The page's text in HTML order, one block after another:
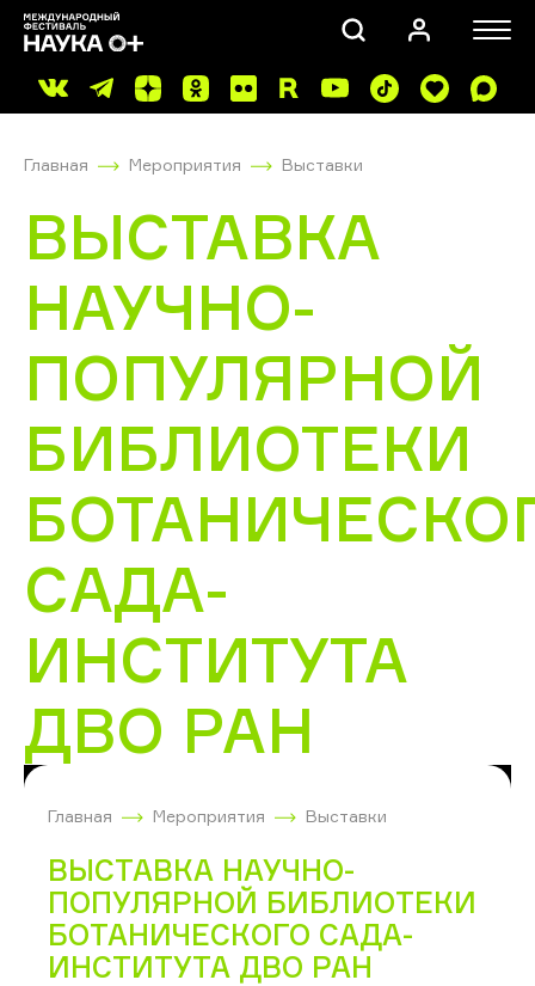
Главная Мероприятия Выставки
ВЫСТАВКА
НАУЧНО-
ПОПУЛЯРНОЙ
БИБЛИОТЕКИ
САДА-
ИНСТИТУТА
ДВО РАН
Главная Мероприятия Выставки
ВЫСТАВКА НАУЧНО-
ПОПУЛЯРНОЙ БИБЛИОТЕКИ
БОТАНИЧЕСКОГО САДА-
ИНСТИТУТА ДВО РАН